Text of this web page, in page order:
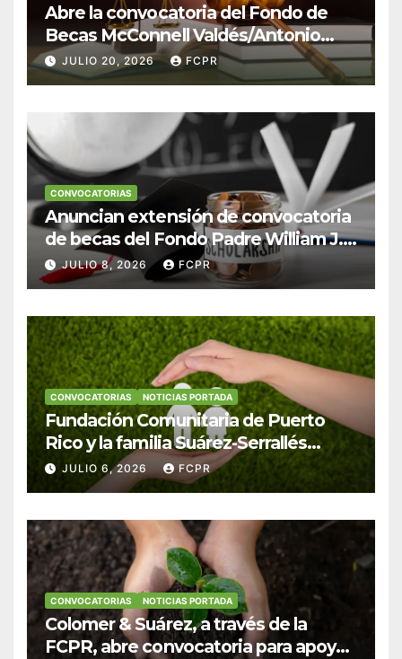
Abre la convocatoria del Fondo de
Becas McConnell Valdés/Antonio
Escudero Viera para estudiantes de
Derecho en Puerto Rico
JULIO 20, 2026 FCPR
CONVOCATORIAS
Anuncian extensión de convocatoria
de becas del Fondo Padre William J.
Hendricks, SJ para estudiantes del
Colegio San Ignacio
JULIO 8, 2026 FCPR
CONVOCATORIAS NOTICIAS PORTADA
Fundación Comunitaria de Puerto
Rico y la familia Suárez-Serrallés
anuncian convocatoria para
fortalecer hogares y albergues
JULIO 6, 2026 FCPR
CONVOCATORIAS NOTICIAS PORTADA
Colomer & Suárez, a través de la
FCPR, abre convocatoria para apoyar